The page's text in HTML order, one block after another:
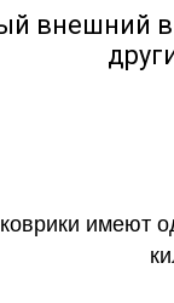
внешний
имеют